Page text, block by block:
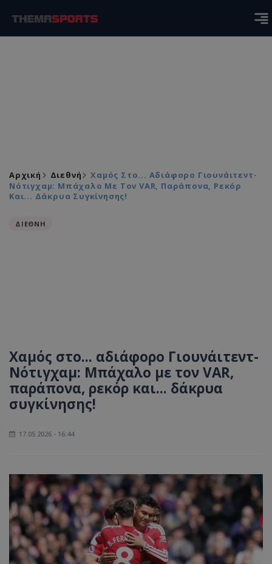
Αρχική Διεθνή
Xαμός Στο... Αδιάφορο Γιουνάιτεντ-
Νότιγχαμ: Μπάχαλο Με Τον VAR, Παράπονα, Ρεκόρ
Και... Δάκρυα Συγκίνησης!
ΔΙΕΘΝΗ
Xαμός στο... αδιάφορο Γιουνάιτεντ-
Νότιγχαμ: Μπάχαλο με τον VAR,
παράπονα, ρεκόρ και... δάκρυα
συγκίνησης!
17.05.2026 - 16:44